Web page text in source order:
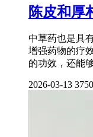
陈皮和厚
中草药也是具
增强药物的疗
的功效，还能
2026-03-13 3750